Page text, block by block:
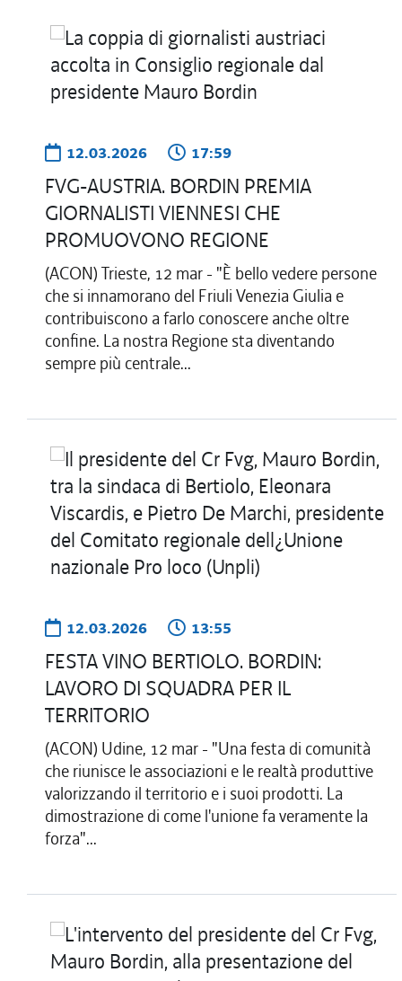
12.03.2026 17:59
FVG-AUSTRIA. BORDIN PREMIA
GIORNALISTI VIENNESI CHE
PROMUOVONO REGIONE
(ACON) Trieste, 12 mar - "È bello vedere persone
che si innamorano del Friuli Venezia Giulia e
contribuiscono a farlo conoscere anche oltre
confine. La nostra Regione sta diventando
sempre più centrale...
12.03.2026 13:55
FESTA VINO BERTIOLO. BORDIN:
LAVORO DI SQUADRA PER IL
TERRITORIO
(ACON) Udine, 12 mar - "Una festa di comunità
che riunisce le associazioni e le realtà produttive
valorizzando il territorio e i suoi prodotti. La
dimostrazione di come l'unione fa veramente la
forza"...